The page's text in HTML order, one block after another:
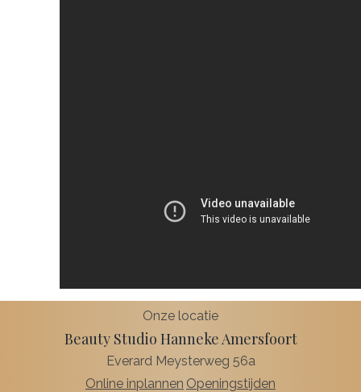
Onze locatie
Beauty Studio Hanneke Amersfoort
Everard Meysterweg 56a
Online inplannen Openingstijden